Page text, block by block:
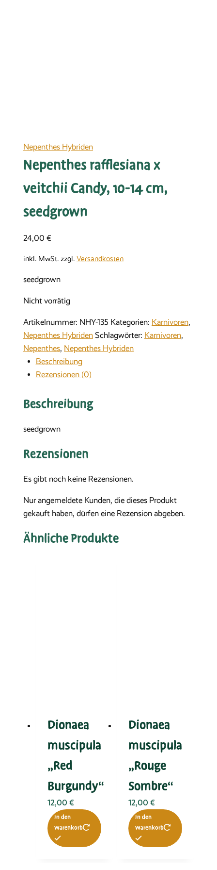
Nepenthes Hybriden
Nepenthes rafflesiana x
veitchii Candy, 10-14 cm,
seedgrown
24,00 €
inkl. MwSt. zzgl. Versandkosten
seedgrown
Nicht vorrätig
Artikelnummer: NHY-135 Kategorien: Karnivoren,
Nepenthes Hybriden Schlagwörter: Karnivoren,
Nepenthes, Nepenthes Hybriden
Beschreibung
Rezensionen (0)
Beschreibung
seedgrown
Rezensionen
Es gibt noch keine Rezensionen.
Nur angemeldete Kunden, die dieses Produkt
gekauft haben, dürfen eine Rezension abgeben.
Ähnliche Produkte
Dionaea
muscipula
„Red
Burgundy“
12,00 €
In den
Warenkorb
Dionaea
muscipula
„Rouge
Sombre“
12,00 €
In den
Warenkorb